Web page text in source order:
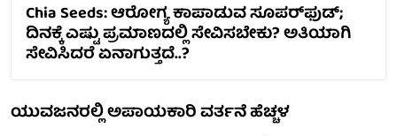
Chia Seeds: ಆರೋಗ್ಯ ಕಾಪಾಡುವ ಸೂಪರ್‌ಫುಡ್;
ದಿನಕ್ಕೆ ಎಷ್ಟು ಪ್ರಮಾಣದಲ್ಲಿ ಸೇವಿಸಬೇಕು? ಅತಿಯಾಗಿ
ಸೇವಿಸಿದರೆ ಏನಾಗುತ್ತದೆ..?
ಯುವಜನರಲ್ಲಿ ಅಪಾಯಕಾರಿ ವರ್ತನೆ ಹೆಚ್ಚಳ